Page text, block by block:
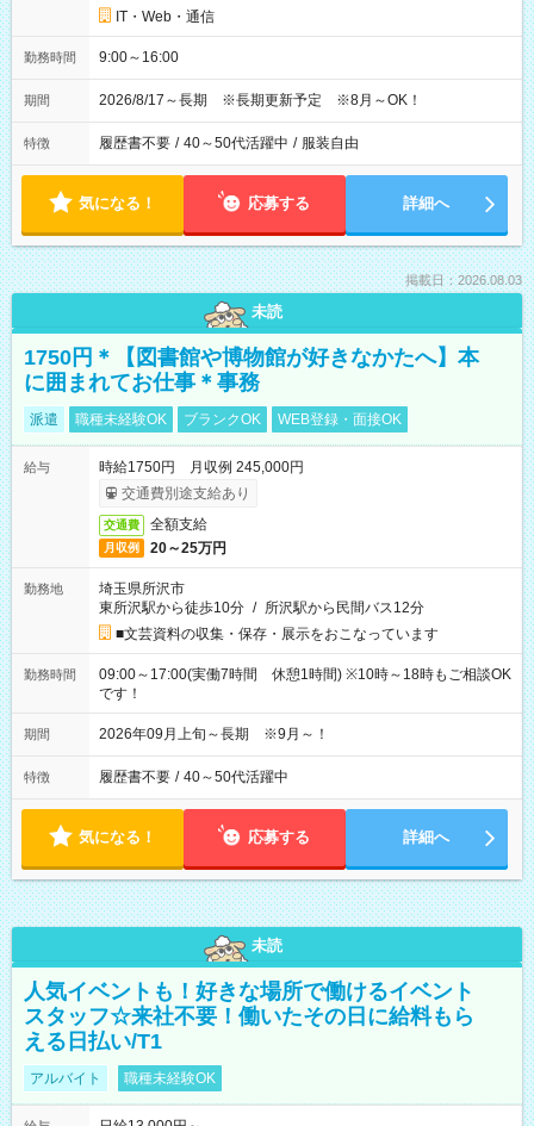
IT・Web・通信
勤務時間 9:00～16:00
期間 2026/8/17～長期 ※長期更新予定 ※8月～OK！
特徴 履歴書不要 / 40～50代活躍中 / 服装自由
気になる！ 応募する 詳細へ
掲載日：2026.08.03
未読
1750円＊【図書館や博物館が好きなかたへ】本
に囲まれてお仕事＊事務
派遣 職種未経験OK ブランクOK WEB登録・面接OK
給与
時給1750円 月収例 245,000円
交通費別途支給あり
交通費 全額支給
月収例 20～25万円
勤務地
埼玉県所沢市
東所沢駅から徒歩10分 / 所沢駅から民間バス12分
■文芸資料の収集・保存・展示をおこなっています
勤務時間
09:00～17:00(実働7時間 休憩1時間) ※10時～18時もご相談OK
です！
期間 2026年09月上旬～長期 ※9月～！
特徴 履歴書不要 / 40～50代活躍中
気になる！ 応募する 詳細へ
未読
人気イベントも！好きな場所で働けるイベント
スタッフ☆来社不要！働いたその日に給料もら
える日払い/T1
アルバイト 職種未経験OK